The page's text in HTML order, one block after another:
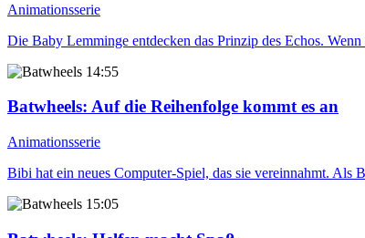
Animationsserie
Die Baby Lemminge entdecken das Prinzip des Echos.
14:55
Batwheels: Auf die Reihenfolge kommt es an
Animationsserie
Bibi hat ein neues Computer-Spiel, das sie vereinnahmt. Als
15:05